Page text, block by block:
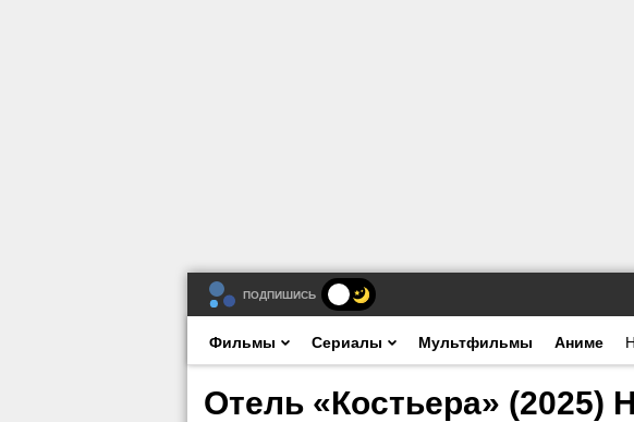
ПОДПИШИСЬ
Фильмы Сериалы Мультфильмы Аниме
Отель «Костьера» (2025)